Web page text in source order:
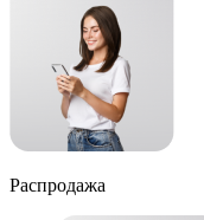
Распродажа